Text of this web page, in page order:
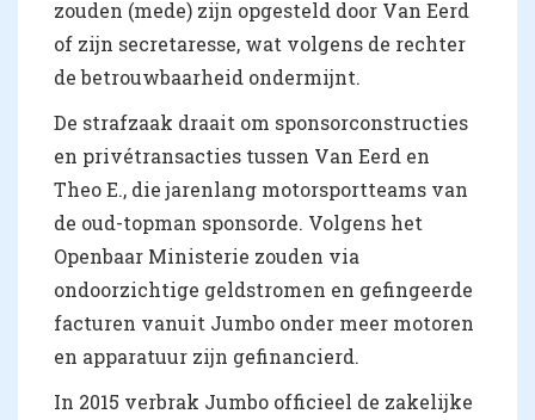
zouden (mede) zijn opgesteld door Van Eerd
of zijn secretaresse, wat volgens de rechter
de betrouwbaarheid ondermijnt.
De strafzaak draait om sponsorconstructies
en privétransacties tussen Van Eerd en
Theo E., die jarenlang motorsportteams van
de oud-topman sponsorde. Volgens het
Openbaar Ministerie zouden via
ondoorzichtige geldstromen en gefingeerde
facturen vanuit Jumbo onder meer motoren
en apparatuur zijn gefinancierd.
In 2015 verbrak Jumbo officieel de zakelijke